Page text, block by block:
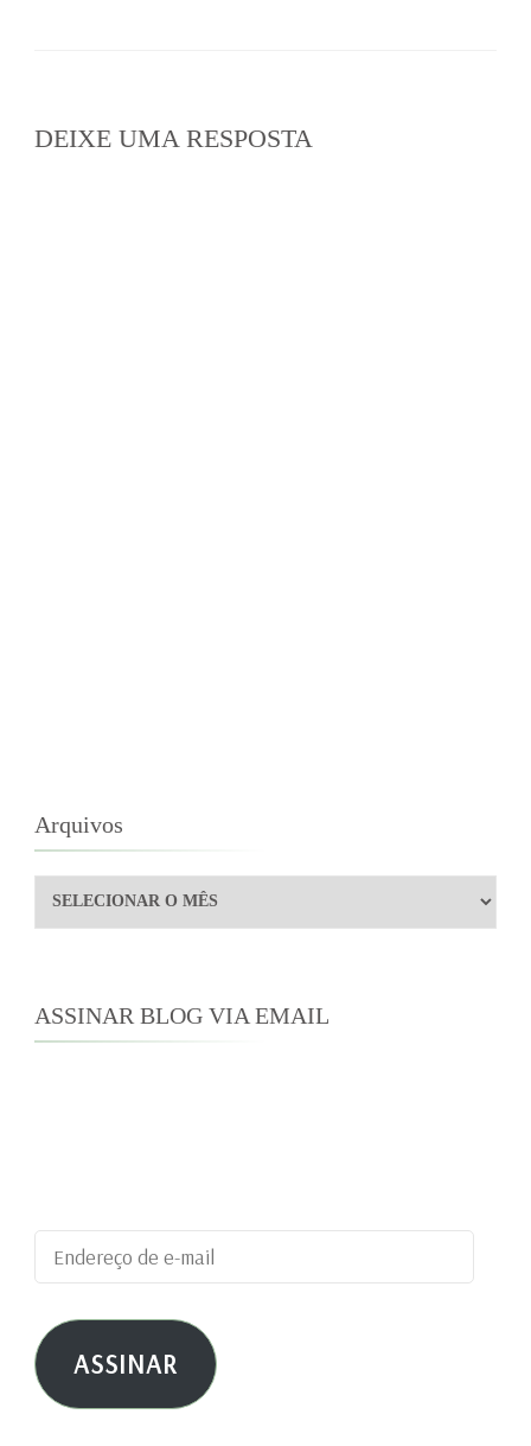
DEIXE UMA RESPOSTA
Arquivos
Arquivos
ASSINAR BLOG VIA EMAIL
Endereço
de
e-
mail ASSINAR